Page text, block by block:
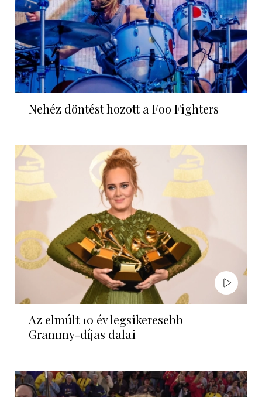
Nehéz döntést hozott a Foo Fighters
Az elmúlt 10 év legsikeresebb
Grammy-díjas dalai